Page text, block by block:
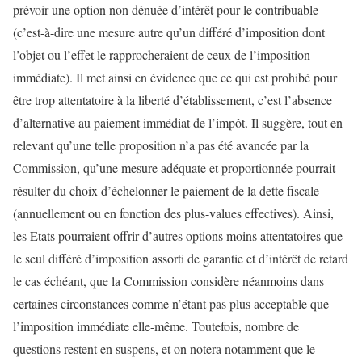
prévoir une option non dénuée d’intérêt pour le contribuable
(c’est-à-dire une mesure autre qu’un différé d’imposition dont
l’objet ou l’effet le rapprocheraient de ceux de l’imposition
immédiate). Il met ainsi en évidence que ce qui est prohibé pour
être trop attentatoire à la liberté d’établissement, c’est l’absence
d’alternative au paiement immédiat de l’impôt. Il suggère, tout en
relevant qu’une telle proposition n’a pas été avancée par la
Commission, qu’une mesure adéquate et proportionnée pourrait
résulter du choix d’échelonner le paiement de la dette fiscale
(annuellement ou en fonction des plus-values effectives). Ainsi,
les Etats pourraient offrir d’autres options moins attentatoires que
le seul différé d’imposition assorti de garantie et d’intérêt de retard
le cas échéant, que la Commission considère néanmoins dans
certaines circonstances comme n’étant pas plus acceptable que
l’imposition immédiate elle-même. Toutefois, nombre de
questions restent en suspens, et on notera notamment que le